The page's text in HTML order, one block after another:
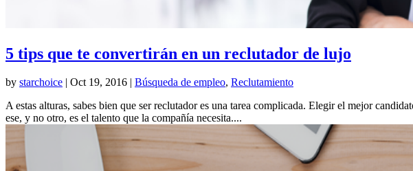
5 tips que te convertirán en un reclutador de lujo
by starchoice | Oct 19, 2016 | Búsqueda de empleo, Reclutamiento
A estas alturas, sabes bien que ser reclutador es una tarea complicada. Elegir el mejor
ese, y no otro, es el talento que la compañía necesita....